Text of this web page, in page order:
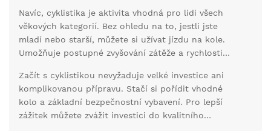
Jízda na kole je jedním z nejsnadnějších způsobů,
jak snížit každodenní produkci CO2.
Navíc, cyklistika je aktivita vhodná pro lidi všech
věkových kategorií. Bez ohledu na to, jestli jste
mladí nebo starší, můžete si užívat jízdu na kole.
Umožňuje postupné zvyšování zátěže a rychlosti
pro začátečníky i pokročilé cyklisty.
Začít s cyklistikou nevyžaduje velké investice ani
komplikovanou přípravu. Stačí si pořídit vhodné
kolo a základní bezpečnostní vybavení. Pro lepší
zážitek můžete zvážit investici do kvalitního